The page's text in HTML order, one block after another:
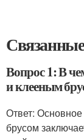
Вопрос 1: В
и клееным
Ответ:
брусом